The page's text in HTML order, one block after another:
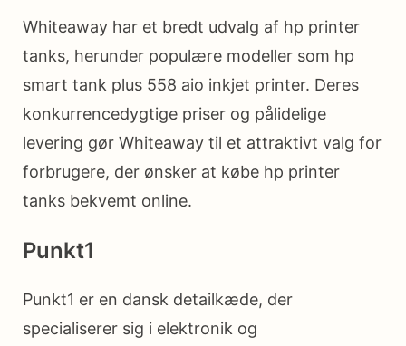
Whiteaway har et bredt udvalg af hp printer
tanks, herunder populære modeller som hp
smart tank plus 558 aio inkjet printer. Deres
konkurrencedygtige priser og pålidelige
levering gør Whiteaway til et attraktivt valg for
forbrugere, der ønsker at købe hp printer
tanks bekvemt online.
Punkt1
Punkt1 er en dansk detailkæde, der
specialiserer sig i elektronik og